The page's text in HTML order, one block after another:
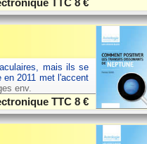
TTC8 €
mais ils se
en 2011 met l'accent
env.
TTC8 €